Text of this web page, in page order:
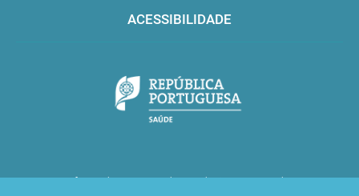
ACESSIBILIDADE
Infarmed © 2016. Todos os direitos reservados